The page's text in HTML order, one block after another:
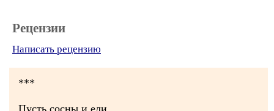
Рецензии
Написать рецензию
***
Пусть сосны и ели